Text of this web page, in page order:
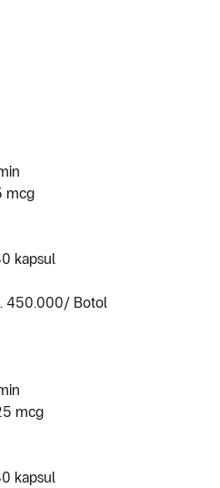
mcg
kapsul
450.000/ Botol
mcg
kapsul